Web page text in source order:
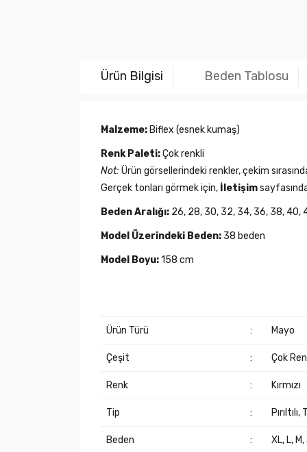
Ürün Bilgisi Beden Tablosu
Malzeme: Biflex (esnek kumaş)
Renk Paleti:Çok renkli
Not: Ürün görsellerindeki renkler, çekim
Gerçek tonları görmek için, İletişim
Beden Aralığı: 26, 28, 30, 32, 34, 36, 38, 40,
Model Üzerindeki Beden: 38 beden
Model Boyu:158 cm
Ürün Türü : Mayo
Çeşit : Çok
Renk : Kırmızı
Tip : Pırıltılı,
Beden : XL, L, M,